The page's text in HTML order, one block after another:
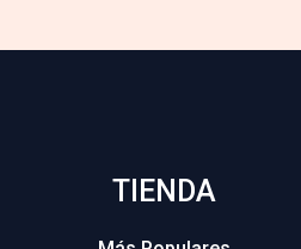
TIENDA